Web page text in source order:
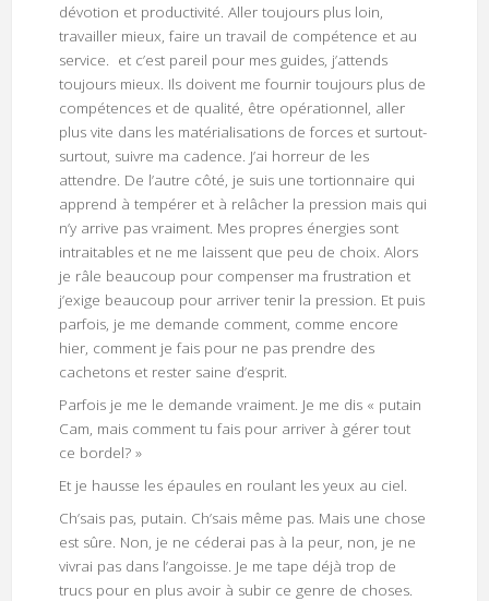
dévotion et productivité. Aller toujours plus loin,
travailler mieux, faire un travail de compétence et au
service. et c’est pareil pour mes guides, j’attends
toujours mieux. Ils doivent me fournir toujours plus de
compétences et de qualité, être opérationnel, aller
plus vite dans les matérialisations de forces et surtout-
surtout, suivre ma cadence. J’ai horreur de les
attendre. De l’autre côté, je suis une tortionnaire qui
apprend à tempérer et à relâcher la pression mais qui
n’y arrive pas vraiment. Mes propres énergies sont
intraitables et ne me laissent que peu de choix. Alors
je râle beaucoup pour compenser ma frustration et
j’exige beaucoup pour arriver tenir la pression. Et puis
parfois, je me demande comment, comme encore
hier, comment je fais pour ne pas prendre des
cachetons et rester saine d’esprit.
Parfois je me le demande vraiment. Je me dis « putain
Cam, mais comment tu fais pour arriver à gérer tout
ce bordel? »
Et je hausse les épaules en roulant les yeux au ciel.
Ch’sais pas, putain. Ch’sais même pas. Mais une chose
est sûre. Non, je ne céderai pas à la peur, non, je ne
vivrai pas dans l’angoisse. Je me tape déjà trop de
trucs pour en plus avoir à subir ce genre de choses.